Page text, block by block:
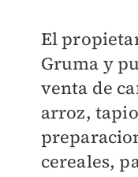
El
Gruma y
venta de
arroz,
cereales,